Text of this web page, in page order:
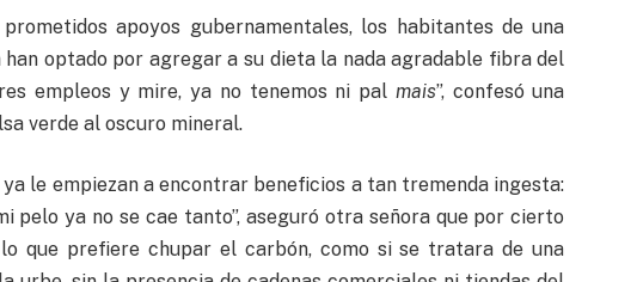
apoyos gubernamentales, los habitantes de una
optado por agregar a su dieta la nada agradable fibra del
empleos y mire, ya no tenemos ni pal mais”, confesó una
verde al oscuro mineral.
le empiezan a encontrar beneficios a tan tremenda ingesta:
pelo ya no se cae tanto”, aseguró otra señora que por cierto
que prefiere chupar el carbón, como si se tratara de una